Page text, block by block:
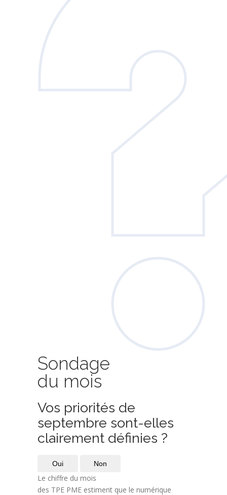
Sondage
du mois
Vos priorités de
septembre sont-elles
clairement définies ?
Oui Non
Le chiffre du mois
des TPE PME estiment que le numérique